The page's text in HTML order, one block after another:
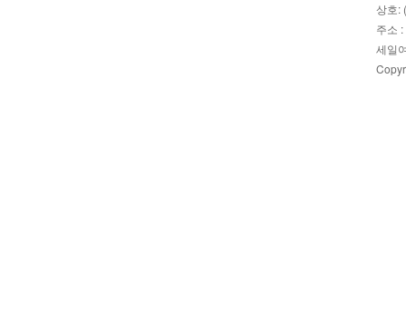
상호:
주소
세일